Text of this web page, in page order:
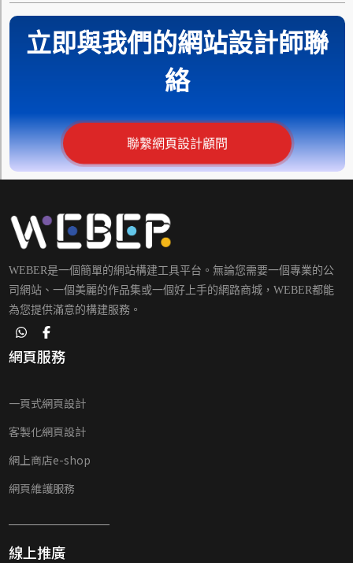
立即與我們的網站設計師聯
絡
聯繫網頁設計顧問
WEBER是一個簡單的網站構建工具平台。無論您需要一個專業的公
司網站、一個美麗的作品集或一個好上手的網路商城，WEBER都能
為您提供滿意的構建服務。
網頁服務
一頁式網頁設計
客製化網頁設計
網上商店e-shop
網頁維護服務
線上推廣